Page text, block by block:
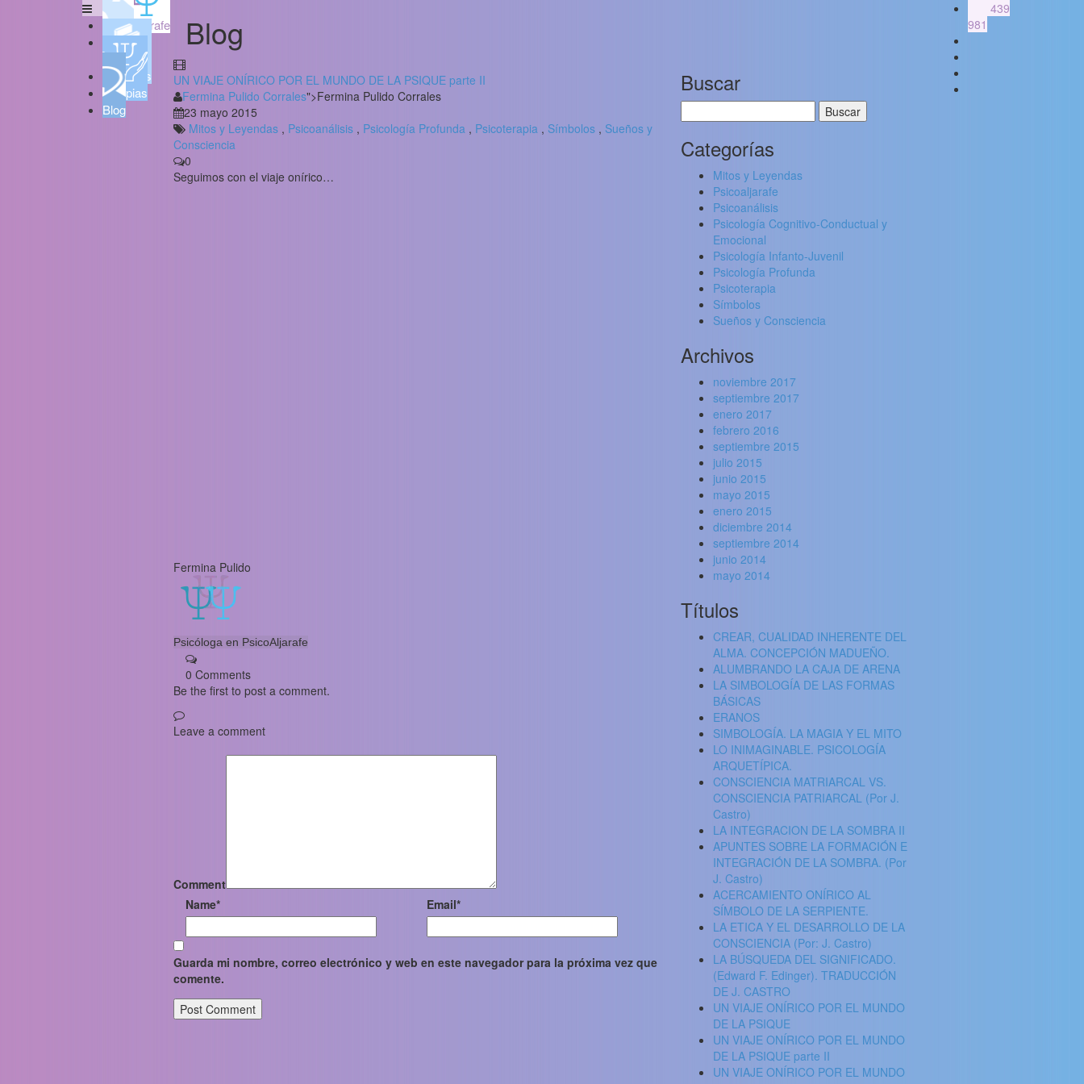
Psicoaljarafe
Quién
Servicios
Terapias
Blog
Blog
UN VIAJE ONÍRICO POR EL MUNDO DE LA PSIQUE parte II
Fermina Pulido Corrales">Fermina Pulido Corrales
23 mayo 2015
Mitos y Leyendas, Psicoanálisis, Psicología Profunda, Psicoterapia, Símbolos, Sueños y
Consciencia
0
Seguimos con el viaje onírico…
Fermina Pulido
Psicóloga en PsicoAljarafe
0 Comments
Be the first to post a comment.
Leave a comment
Comment
Name* Email*
Guarda mi nombre, correo electrónico y web en este navegador para la próxima vez que
comente.
Buscar
Categorías
Mitos y Leyendas
Psicoaljarafe
Psicoanálisis
Psicología Cognitivo-Conductual y
Emocional
Psicología Infanto-Juvenil
Psicología Profunda
Psicoterapia
Símbolos
Sueños y Consciencia
Archivos
noviembre 2017
septiembre 2017
enero 2017
febrero 2016
septiembre 2015
julio 2015
junio 2015
mayo 2015
enero 2015
diciembre 2014
septiembre 2014
junio 2014
mayo 2014
Títulos
CREAR, CUALIDAD INHERENTE DEL
ALMA. CONCEPCIÓN MADUEÑO.
ALUMBRANDO LA CAJA DE ARENA
LA SIMBOLOGÍA DE LAS FORMAS
BÁSICAS
ERANOS
SIMBOLOGÍA. LA MAGIA Y EL MITO
LO INIMAGINABLE. PSICOLOGÍA
ARQUETÍPICA.
CONSCIENCIA MATRIARCAL VS.
CONSCIENCIA PATRIARCAL (Por J.
Castro)
LA INTEGRACION DE LA SOMBRA II
APUNTES SOBRE LA FORMACIÓN E
INTEGRACIÓN DE LA SOMBRA. (Por
J. Castro)
ACERCAMIENTO ONÍRICO AL
SÍMBOLO DE LA SERPIENTE.
LA ETICA Y EL DESARROLLO DE LA
CONSCIENCIA (Por: J. Castro)
LA BÚSQUEDA DEL SIGNIFICADO.
(Edward F. Edinger). TRADUCCIÓN
DE J. CASTRO
UN VIAJE ONÍRICO POR EL MUNDO
DE LA PSIQUE
UN VIAJE ONÍRICO POR EL MUNDO
DE LA PSIQUE parte II
UN VIAJE ONÍRICO POR EL MUNDO
625 439
981